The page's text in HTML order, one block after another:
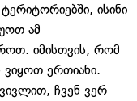
ისინი
ამ
იმისთვის, რომ
ერთიანი.
ჩვენ ვერ